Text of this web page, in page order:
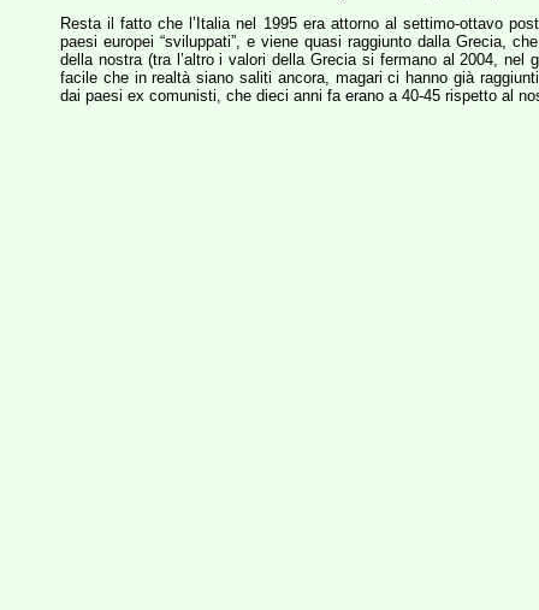
Resta il fatto che l’Italia nel 1995 era attorno al settimo-ottavo
paesi europei “sviluppati”, e viene quasi raggiunto dalla Grecia,
della nostra (tra l’altro i valori della Grecia si fermano al 2004,
facile che in realtà siano saliti ancora, magari ci hanno già
dai paesi ex comunisti, che dieci anni fa erano a 40-45 rispetto al